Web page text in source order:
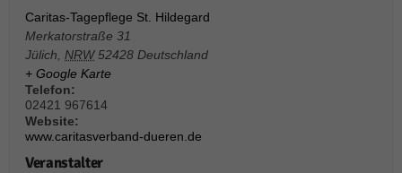
Caritas-Tagepflege St. Hildegard
Merkatorstraße 31
Jülich, NRW 52428 Deutschland
+ Google Karte
Telefon:
02421 967614
Website:
www.caritasverband-dueren.de
Veranstalter
Marketing-Cookies werden von Drittanbietern oder Publishern verwendet,
um personalisierte Werbung anzuzeigen. Sie tun dies, indem sie Besucher
über Websites hinweg verfolgen.
Externe Medien (6)
Inhalte von Videoplattformen und Social-Media-Plattformen werden
standardmäßig blockiert. Wenn Cookies von externen Medien akzeptiert